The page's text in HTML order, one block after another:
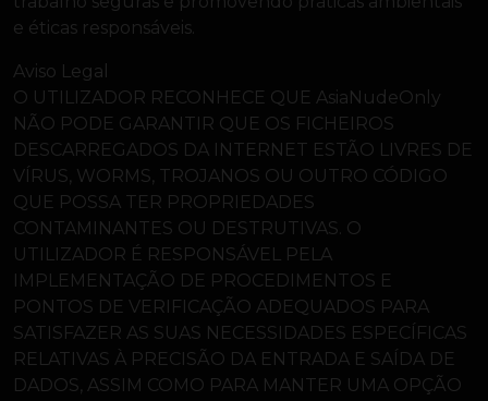
e éticas responsáveis.
Aviso Legal
O UTILIZADOR RECONHECE QUE AsiaNudeOnly
NÃO PODE GARANTIR QUE OS FICHEIROS
DESCARREGADOS DA INTERNET ESTÃO LIVRES DE
VÍRUS, WORMS, TROJANOS OU OUTRO CÓDIGO
QUE POSSA TER PROPRIEDADES
CONTAMINANTES OU DESTRUTIVAS. O
UTILIZADOR É RESPONSÁVEL PELA
IMPLEMENTAÇÃO DE PROCEDIMENTOS E
PONTOS DE VERIFICAÇÃO ADEQUADOS PARA
SATISFAZER AS SUAS NECESSIDADES ESPECÍFICAS
RELATIVAS À PRECISÃO DA ENTRADA E SAÍDA DE
DADOS, ASSIM COMO PARA MANTER UMA OPÇÃO